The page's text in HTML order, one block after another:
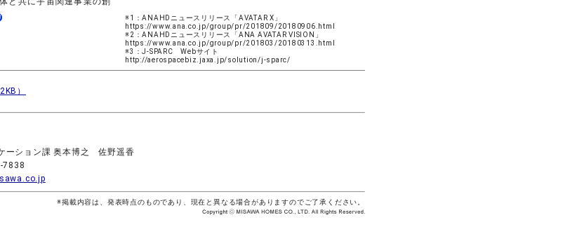
※1：ANAHDニュースリリース「AVATAR X」
https://www.ana.co.jp/group/pr/201809/20180906.html
※2：ANAHDニュースリリース「ANA AVATAR VISION」
https://www.ana.co.jp/group/pr/201803/20180313.html
※3：J-SPARC Webサイト
http://aerospacebiz.jaxa.jp/solution/j-sparc/
）
ーション課 奥本博之 佐野遥香
7838
※掲載内容は、発表時点のものであり、現在と異なる場合がありますのでご了承ください。